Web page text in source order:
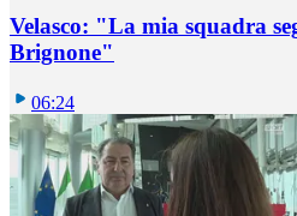
Velasco: "La mia squadra
Brignone"
06:24